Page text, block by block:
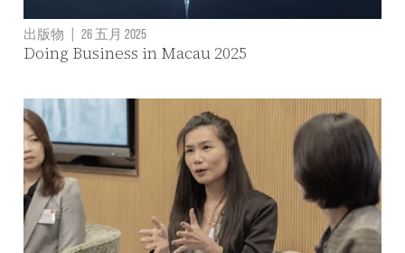
出版物 | 26 五月 2025
Doing Business in Macau 2025